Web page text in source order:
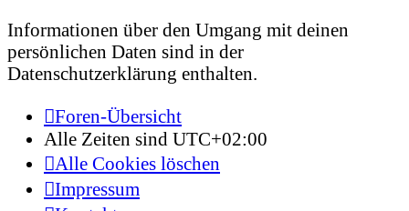
Informationen über den Umgang mit deinen
persönlichen Daten sind in der
Datenschutzerklärung enthalten.
Foren-Übersicht
Alle Zeiten sind UTC+02:00
Alle Cookies löschen
Impressum